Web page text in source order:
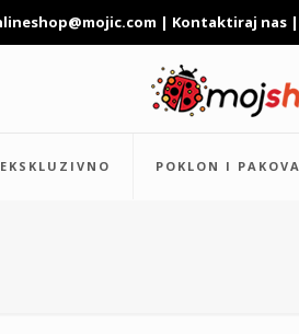
| Kontaktiraj nas |
EKSKLUZIVNO POKLON I